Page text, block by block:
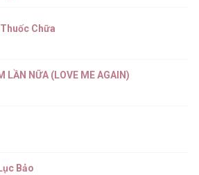
Chữa
LẦN NỮA (LOVE ME AGAIN)
Bảo